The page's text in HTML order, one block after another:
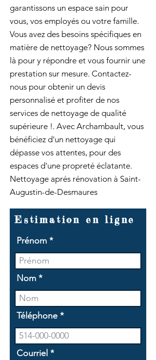
garantissons un espace sain pour
vous, vos employés ou votre famille.
Vous avez des besoins spécifiques en
matière de nettoyage? Nous sommes
là pour y répondre et vous fournir une
prestation sur mesure. Contactez-
nous pour obtenir un devis
personnalisé et profiter de nos
services de nettoyage de qualité
supérieure !. Avec Archambault, vous
bénéficiez d'un nettoyage qui
dépasse vos attentes, pour des
espaces d'une propreté éclatante.
Nettoyage aprés rénovation à Saint-
Augustin-de-Desmaures
Estimation en ligne
Prénom
Nom
Téléphone
Courriel